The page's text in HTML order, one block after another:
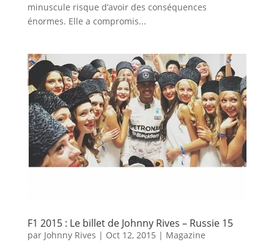
minuscule risque d’avoir des conséquences
énormes. Elle a compromis...
F1 2015 : Le billet de Johnny Rives – Russie 15
par Johnny Rives | Oct 12, 2015 | Magazine